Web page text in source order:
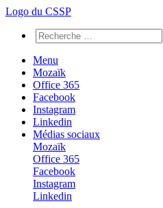
Logo du CSSP
Menu
Mozaïk
Office 365
Facebook
Instagram
Linkedin
Médias sociaux
Mozaïk
Office 365
Facebook
Instagram
Linkedin